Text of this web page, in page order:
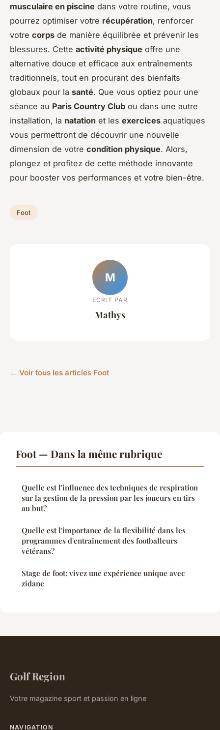
musculaire en piscine dans votre routine, vous
pourrez optimiser votre récupération, renforcer
votre corps de manière équilibrée et prévenir les
blessures. Cette activité physique offre une
alternative douce et efficace aux entraînements
traditionnels, tout en procurant des bienfaits
globaux pour la santé. Que vous optiez pour une
séance au Paris Country Club ou dans une autre
installation, la natation et les exercices aquatiques
vous permettront de découvrir une nouvelle
dimension de votre condition physique. Alors,
plongez et profitez de cette méthode innovante
pour booster vos performances et votre bien-être.
Foot
M
ECRIT PAR
Mathys
← Voir tous les articles Foot
Foot — Dans la même rubrique
Quelle est l'influence des techniques de respiration
sur la gestion de la pression par les joueurs en tirs
au but?
Quelle est l'importance de la flexibilité dans les
programmes d'entraînement des footballeurs
vétérans?
Stage de foot: vivez une expérience unique avec
zidane
Golf Region
Votre magazine sport et passion en ligne
NAVIGATION